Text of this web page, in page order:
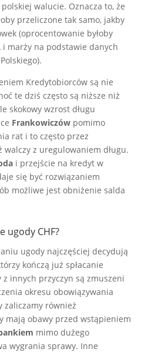
walucie. Oznacza to, że
przeliczone tak samo, jakby
(oprocentowanie byłoby
i marży na podstawie danych
Kredytobiorców są nie
te dziś często są niższe niż
skokowy wzrost długu
Frankowiczówpomimo
rat i to często przez
walczy z uregulowaniem długu.
i przejście na kredyt w
się być rozwiązaniem
możliwe jest obniżenie salda
ugody CHF?
ugody najczęściej decydują
kończą już spłacanie
innych przyczyn są zmuszeni
okresu obowiązywania
zaliczamy również
mają obawy przed wstąpieniem
mimo dużego
wygrania sprawy. Inne